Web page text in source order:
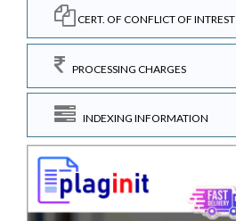
CERT. OF CONFLICT OF INTREST
PROCESSING CHARGES
INDEXING INFORMATION